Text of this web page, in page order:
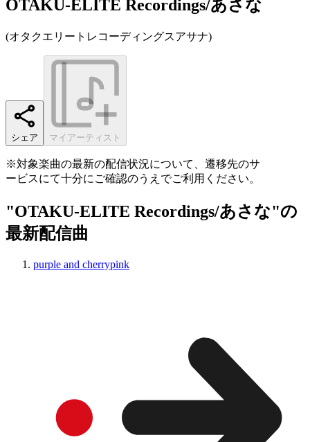
OTAKU-ELITE Recordings/あさな
(オタクエリートレコーディングスアサナ)
シェア マイアーティスト
※対象楽曲の最新の配信状況について、遷移先のサ
ービスにて十分にご確認のうえでご利用ください。
"OTAKU-ELITE Recordings/あさな"の
最新配信曲
purple and cherrypink